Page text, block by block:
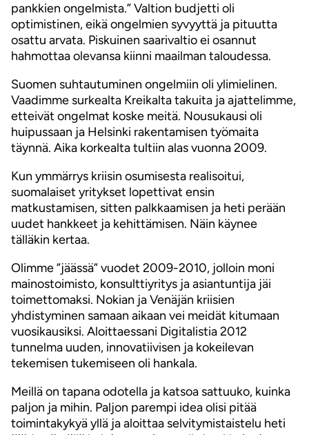
pankkien ongelmista.” Valtion budjetti oli
optimistinen, eikä ongelmien syvyyttä ja pituutta
osattu arvata. Piskuinen saarivaltio ei osannut
hahmottaa olevansa kiinni maailman taloudessa.
Suomen suhtautuminen ongelmiin oli ylimielinen.
Vaadimme surkealta Kreikalta takuita ja ajattelimme,
etteivät ongelmat koske meitä. Nousukausi oli
huipussaan ja Helsinki rakentamisen työmaita
täynnä. Aika korkealta tultiin alas vuonna 2009.
Kun ymmärrys kriisin osumisesta realisoitui,
suomalaiset yritykset lopettivat ensin
matkustamisen, sitten palkkaamisen ja heti perään
uudet hankkeet ja kehittämisen. Näin käynee
tälläkin kertaa.
Olimme ”jäässä” vuodet 2009-2010, jolloin moni
mainostoimisto, konsulttiyritys ja asiantuntija jäi
toimettomaksi. Nokian ja Venäjän kriisien
yhdistyminen samaan aikaan vei meidät kitumaan
vuosikausiksi. Aloittaessani Digitalistia 2012
tunnelma uuden, innovatiivisen ja kokeilevan
tekemisen tukemiseen oli hankala.
Meillä on tapana odotella ja katsoa sattuuko, kuinka
paljon ja mihin. Paljon parempi idea olisi pitää
toimintakykyä yllä ja aloittaa selvitymistaistelu heti